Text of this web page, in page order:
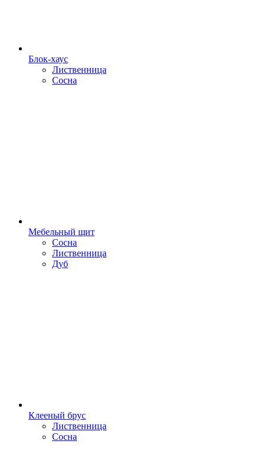
Блок-хаус
Лиственница
Сосна
Мебельный щит
Сосна
Лиственница
Дуб
Клееный брус
Лиственница
Сосна